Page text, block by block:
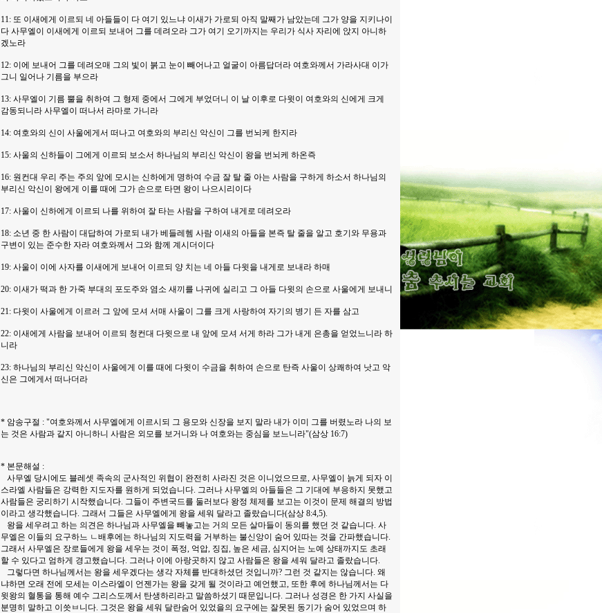
11: 또 이새에게 이르되 네 아들들이 다 여기 있느냐 이새가 가로되 아직 말째가 남았는데 그가 양을 지키나이
다 사무엘이 이새에게 이르되 보내어 그를 데려오라 그가 여기 오기까지는 우리가 식사 자리에 앉지 아니하
겠노라
12: 이에 보내어 그를 데려오매 그의 빛이 붉고 눈이 빼어나고 얼굴이 아름답더라 여호와께서 가라사대 이가
그니 일어나 기름을 부으라
13: 사무엘이 기름 뿔을 취하여 그 형제 중에서 그에게 부었더니 이 날 이후로 다윗이 여호와의 신에게 크게
감동되니라 사무엘이 떠나서 라마로 가니라
14: 여호와의 신이 사울에게서 떠나고 여호와의 부리신 악신이 그를 번뇌케 한지라
15: 사울의 신하들이 그에게 이르되 보소서 하나님의 부리신 악신이 왕을 번뇌케 하온즉
16: 원컨대 우리 주는 주의 앞에 모시는 신하에게 명하여 수금 잘 탈 줄 아는 사람을 구하게 하소서 하나님의
부리신 악신이 왕에게 이를 때에 그가 손으로 타면 왕이 나으시리이다
17: 사울이 신하에게 이르되 나를 위하여 잘 타는 사람을 구하여 내게로 데려오라
18: 소년 중 한 사람이 대답하여 가로되 내가 베들레헴 사람 이새의 아들을 본즉 탈 줄을 알고 호기와 무용과
구변이 있는 준수한 자라 여호와께서 그와 함께 계시더이다
19: 사울이 이에 사자를 이새에게 보내어 이르되 양 치는 네 아들 다윗을 내게로 보내라 하매
20: 이새가 떡과 한 가죽 부대의 포도주와 염소 새끼를 나귀에 실리고 그 아들 다윗의 손으로 사울에게 보내니
21: 다윗이 사울에게 이르러 그 앞에 모셔 서매 사울이 그를 크게 사랑하여 자기의 병기 든 자를 삼고
22: 이새에게 사람을 보내어 이르되 청컨대 다윗으로 내 앞에 모셔 서게 하라 그가 내게 은총을 얻었느니라 하
니라
23: 하나님의 부리신 악신이 사울에게 이를 때에 다윗이 수금을 취하여 손으로 탄즉 사울이 상쾌하여 낫고 악
신은 그에게서 떠나더라
* 암송구절 : "여호와께서 사무엘에게 이르시되 그 용모와 신장을 보지 말라 내가 이미 그를 버렸노라 나의 보
는 것은 사람과 같지 아니하니 사람은 외모를 보거니와 나 여호와는 중심을 보느니라"(삼상 16:7)
* 본문해설 :
사무엘 당시에도 블레셋 족속의 군사적인 위협이 완전히 사라진 것은 이니었으므로, 사무엘이 늙게 되자 이
스라엘 사람들은 강력한 지도자를 원하게 되었습니다. 그러나 사무엘의 아들들은 그 기대에 부응하지 못했고
사람들은 궁리하기 시작했습니다. 그들이 주변국드를 둘러보다 왕정 체제를 보고는 이것이 문제 해결의 방법
이라고 생각했습니다. 그래서 그들은 사무엘에게 왕을 세워 달라고 졸랐습니다(삼상 8:4,5).
왕을 세우려고 하는 의견은 하나님과 사무엘을 빼놓고는 거의 모든 살마들이 동의를 했던 것 같습니다. 사
무엘은 이들의 요구하느 ㄴ배후에는 하나님의 지도력을 거부하는 불신앙이 숨어 있따는 것을 간파했습니다.
그래서 사무엘은 장로들에게 왕을 세우는 것이 폭정, 억압, 징집, 높은 세금, 심지어는 노예 상태까지도 초래
할 수 있다고 엄하게 경고했습니다. 그러나 이에 아랑곳하지 않고 사람들은 왕을 세워 달라고 졸랐습니다.
그렇다면 하나님께서는 왕을 세우겠다는 생각 자체를 반대하셨던 것입니까? 그런 것 같지는 않습니다. 왜
냐하면 오래 전에 모세는 이스라엘이 언젠가는 왕을 갖게 될 것이라고 예언했고, 또한 후에 하나님께서는 다
윗왕의 혈통을 통해 예수 그리스도께서 탄생하리라고 말씀하셨기 때문입니다. 그러나 성경은 한 가지 사실을
분명히 말하고 이씃ㅂ니다. 그것은 왕을 세워 달란숨어 있었을의 요구에는 잘못된 동기가 숨어 있었으며 하